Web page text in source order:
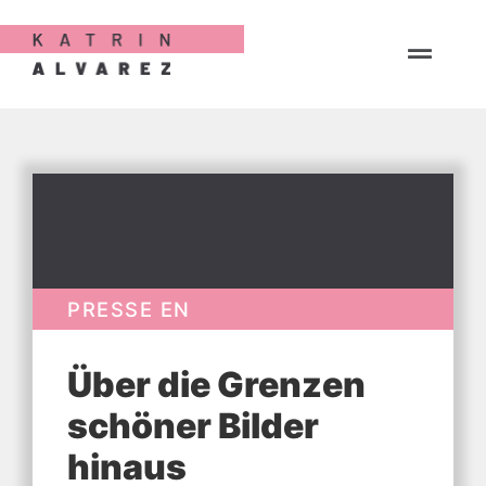
PRESSE EN
Über die Grenzen
schöner Bilder
hinaus